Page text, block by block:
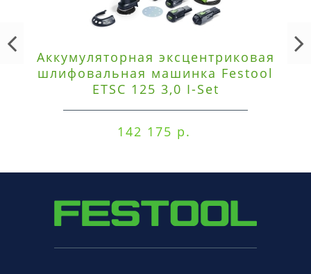
Аккумуляторная эксцентриковая
шлифовальная машинка Festool
ETSC 125 3,0 I-Set
142 175 р.